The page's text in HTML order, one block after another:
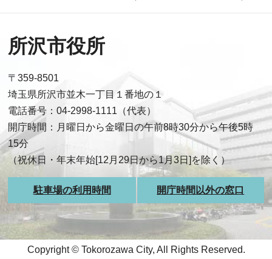
所沢市役所
〒359-8501
埼玉県所沢市並木一丁目１番地の１
電話番号：04-2998-1111（代表）
開庁時間：月曜日から金曜日の午前8時30分から午後5時
15分
（祝休日・年末年始[12月29日から1月3日]を除く）
駐車場の利用時間 開庁時間以外の窓口
Copyright © Tokorozawa City, All Rights Reserved.